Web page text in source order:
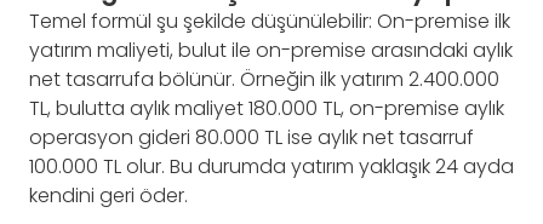
Temel formül şu şekilde düşünülebilir: On-premise ilk
yatırım maliyeti, bulut ile on-premise arasındaki aylık
net tasarrufa bölünür. Örneğin ilk yatırım 2.400.000
TL, bulutta aylık maliyet 180.000 TL, on-premise aylık
operasyon gideri 80.000 TL ise aylık net tasarruf
100.000 TL olur. Bu durumda yatırım yaklaşık 24 ayda
kendini geri öder.